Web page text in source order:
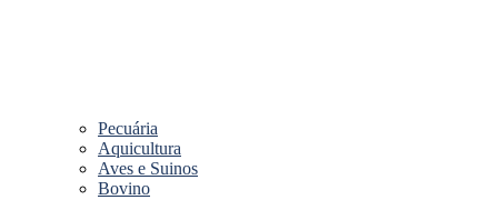
Pecuária
Aquicultura
Aves e Suinos
Bovino